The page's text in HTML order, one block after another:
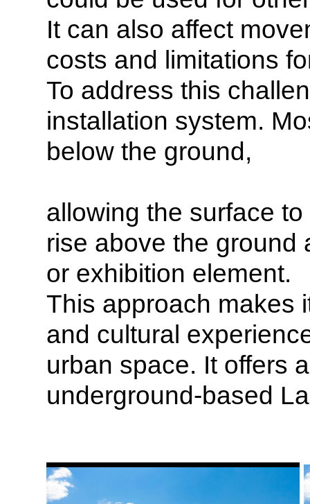
It can also affect
costs and limitations
To address this
installation system.
below the ground,
allowing the surface
rise above the
or exhibition element.
This approach makes
and cultural
urban space. It offers
underground-based